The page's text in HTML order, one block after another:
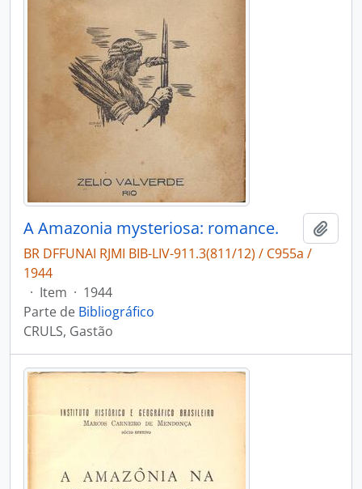
A Amazonia mysteriosa: romance.
BR DFFUNAI RJMI BIB-LIV-911.3(811/12) / C955a /
1944
· Item · 1944
Parte de Bibliográfico
CRULS, Gastão